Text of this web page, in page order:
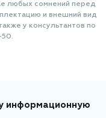
любых сомнений перед
и внешний вид
у консультантов по
50.
информационную